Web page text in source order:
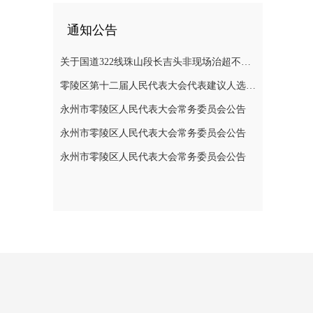
通知公告
关于国道322线珠山段长吉头非现场治超不停车检测系统维修半封闭道路施工的通告
零陵区第十二届人民代表大会代表建议人选公示公告
永州市零陵区人民代表大会常务委员会公告
永州市零陵区人民代表大会常务委员会公告
永州市零陵区人民代表大会常务委员会公告